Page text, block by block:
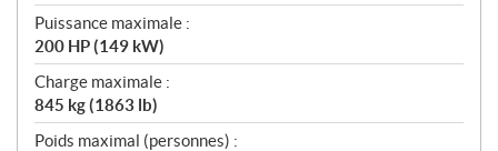
Puissance maximale :
200 HP (149 kW)
Charge maximale :
845 kg (1863 lb)
Poids maximal (personnes) :